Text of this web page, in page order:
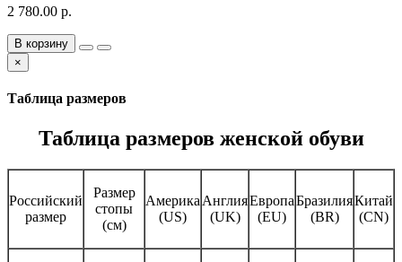
2 780.00 р.
В корзину
×
Таблица размеров
Таблица размеров женской обуви
Российский
размер
Размер
стопы
(см)
Америка
(US)
Англия
(UK)
Европа
(EU)
Бразилия
(BR)
Китай
(CN)